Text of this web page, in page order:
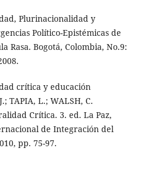
Plurinacionalidad y
Político-Epistémicas de
Rasa. Bogotá, Colombia, No.9:
crítica y educación
TAPIA, L.; WALSH, C.
Crítica. 3. ed. La Paz,
de Integración del
pp. 75-97.